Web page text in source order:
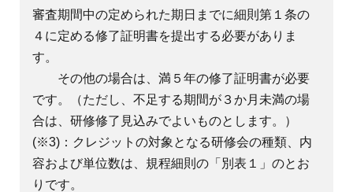
審査期間中の定められた期日までに細則第１条の
４に定める修了証明書を提出する必要がありま
す。
その他の場合は、満５年の修了証明書が必要
です。（ただし、不足する期間が３か月未満の場
合は、研修修了見込みでよいものとします。）
(※3)：クレジットの対象となる研修会の種類、内
容および単位数は、規程細則の「別表１」のとお
りです。